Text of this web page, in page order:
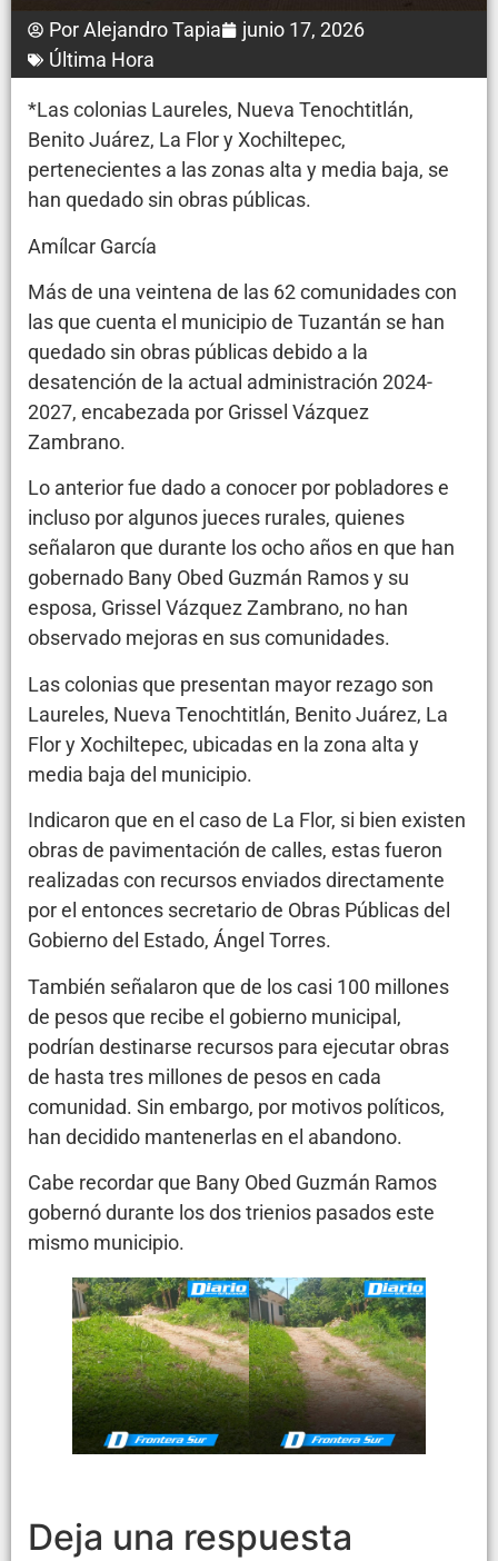
PorAlejandro Tapia
junio 17, 2026
Última Hora
*Las colonias Laureles, Nueva Tenochtitlán,
Benito Juárez, La Flor y Xochiltepec,
pertenecientes a las zonas alta y media baja, se
han quedado sin obras públicas.
Amílcar García
Más de una veintena de las 62 comunidades con
las que cuenta el municipio de Tuzantán se han
quedado sin obras públicas debido a la
desatención de la actual administración 2024-
2027, encabezada por Grissel Vázquez
Zambrano.
Lo anterior fue dado a conocer por pobladores e
incluso por algunos jueces rurales, quienes
señalaron que durante los ocho años en que han
gobernado Bany Obed Guzmán Ramos y su
esposa, Grissel Vázquez Zambrano, no han
observado mejoras en sus comunidades.
Las colonias que presentan mayor rezago son
Laureles, Nueva Tenochtitlán, Benito Juárez, La
Flor y Xochiltepec, ubicadas en la zona alta y
media baja del municipio.
Indicaron que en el caso de La Flor, si bien existen
obras de pavimentación de calles, estas fueron
realizadas con recursos enviados directamente
por el entonces secretario de Obras Públicas del
Gobierno del Estado, Ángel Torres.
También señalaron que de los casi 100 millones
de pesos que recibe el gobierno municipal,
podrían destinarse recursos para ejecutar obras
de hasta tres millones de pesos en cada
comunidad. Sin embargo, por motivos políticos,
han decidido mantenerlas en el abandono.
Cabe recordar que Bany Obed Guzmán Ramos
gobernó durante los dos trienios pasados este
mismo municipio.
Deja una respuesta